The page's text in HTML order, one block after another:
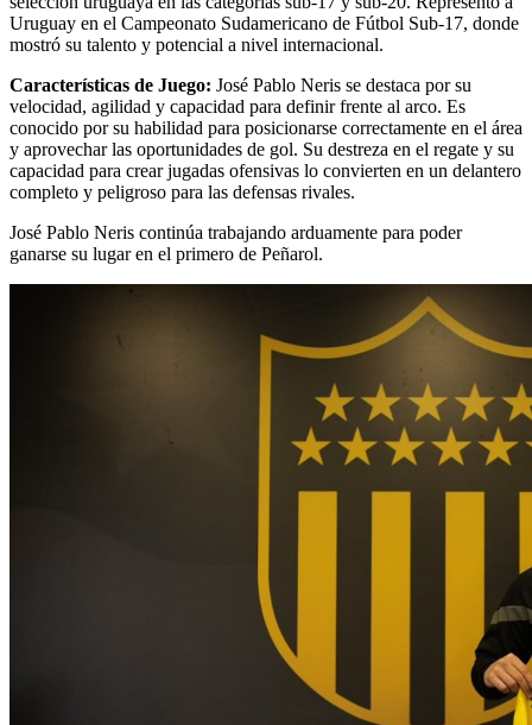
Uruguay en el Campeonato Sudamericano de Fútbol Sub-17, donde
mostró su talento y potencial a nivel internacional.
Características de Juego: José Pablo Neris se destaca por su
velocidad, agilidad y capacidad para definir frente al arco. Es
conocido por su habilidad para posicionarse correctamente en el área
y aprovechar las oportunidades de gol. Su destreza en el regate y su
capacidad para crear jugadas ofensivas lo convierten en un delantero
completo y peligroso para las defensas rivales.
José Pablo Neris continúa trabajando arduamente para poder
ganarse su lugar en el primero de Peñarol.